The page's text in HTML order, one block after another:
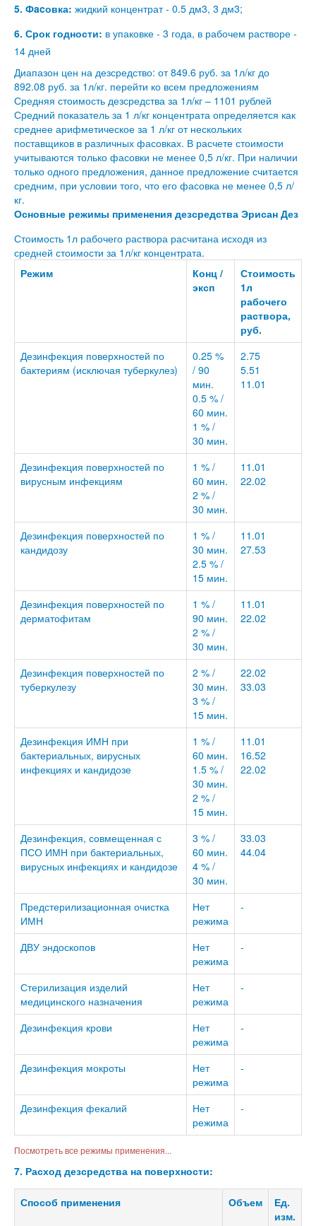
5. Фacовка: жидкий концентрат - 0.5 дм3, 3 дм3;
6. Срок годности: в упаковке - 3 года, в рабочем растворе -
14 дней
Диапазон цен на дезсредство: от 849.6 руб. за 1л/кг до
892.08 руб. за 1л/кг. перейти ко всем предложениям
Средняя стоимость дезсредства за 1л/кг – 1101 рублей
Средний показатель за 1 л/кг концентрата определяется как
среднее арифметическое за 1 л/кг от нескольких
поставщиков в различных фасовках. В расчете стоимости
учитываются только фасовки не менее 0,5 л/кг. При наличии
только одного предложения, данное предложение считается
средним, при условии того, что его фасовка не менее 0,5 л/
кг.
Основные режимы применения дезсредства Эрисан Дез
Стоимость 1л рабочего раствора расчитана исходя из
средней стоимости за 1л/кг концентрата.
Режим
Конц /
эксп
Стоимость
1л
рабочего
раствора,
руб.
Дезинфекция поверхностей по
бактериям (исключая туберкулез)
0.25 %
/ 90
мин.
0.5 % /
60 мин.
1 % /
30 мин.
2.75
5.51
11.01
Дезинфекция поверхностей по
вирусным инфекциям
1 % /
60 мин.
2 % /
30 мин.
11.01
22.02
Дезинфекция поверхностей по
кандидозу
1 % /
30 мин.
2.5 % /
15 мин.
11.01
27.53
Дезинфекция поверхностей по
дерматофитам
1 % /
90 мин.
2 % /
30 мин.
11.01
22.02
Дезинфекция поверхностей по
туберкулезу
2 % /
30 мин.
3 % /
15 мин.
22.02
33.03
Дезинфекция ИМН при
бактериальных, вирусных
инфекциях и кандидозе
1 % /
60 мин.
1.5 % /
30 мин.
2 % /
15 мин.
11.01
16.52
22.02
Дезинфекция, совмещенная с
ПСО ИМН при бактериальных,
вирусных инфекциях и кандидозе
3 % /
60 мин.
4 % /
30 мин.
33.03
44.04
Предстерилизационная очистка
ИМН
Нет
режима
-
ДВУ эндоскопов
Нет
режима
-
Стерилизация изделий
медицинского назначения
Нет
режима
-
Дезинфекция крови
Нет
режима
-
Дезинфекция мокроты
Нет
режима
-
Дезинфекция фекалий
Нет
режима
-
Посмотреть все режимы применения...
7. Расход дезсредства на поверхности:
Способ применения Объем
Ед.
изм.